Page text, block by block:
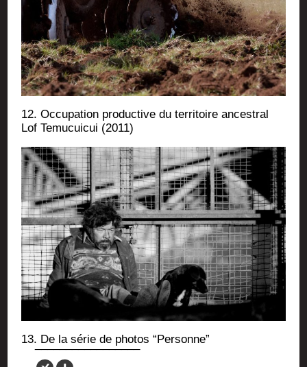
12. Occu­pa­tion pro­duc­tive du ter­ri­toire ances­tral
Lof Temu­cui­cui (2011)
13. De la série de pho­tos “Per­sonne”